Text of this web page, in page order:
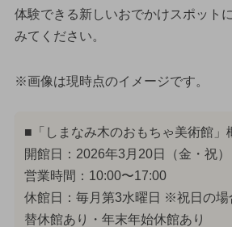
体験できる新しいおでかけスポット
みてください。
※画像は現時点のイメージです。
■「しまなみ木のおもちゃ美術館」
開館日：2026年3月20日（金・祝）
営業時間：10:00〜17:00
休館日：毎月第3水曜日 ※祝日の場
替休館あり・年末年始休館あり